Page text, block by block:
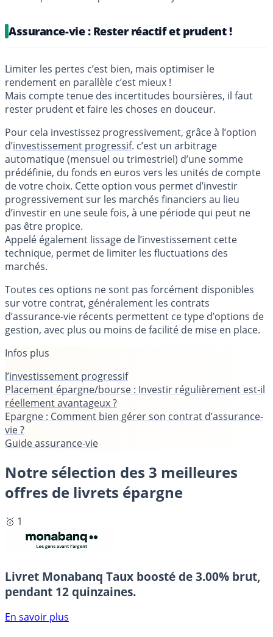
Assurance-vie : Rester réactif et prudent !
Limiter les pertes c’est bien, mais optimiser le
rendement en parallèle c’est mieux !
Mais compte tenue des incertitudes boursières, il faut
rester prudent et faire les choses en douceur.
Pour cela investissez progressivement, grâce à l’option
d’investissement progressif. c’est un arbitrage
automatique (mensuel ou trimestriel) d’une somme
prédéfinie, du fonds en euros vers les unités de compte
de votre choix. Cette option vous permet d’investir
progressivement sur les marchés financiers au lieu
d’investir en une seule fois, à une période qui peut ne
pas être propice.
Appelé également lissage de l’investissement cette
technique, permet de limiter les fluctuations des
marchés.
Toutes ces options ne sont pas forcément disponibles
sur votre contrat, généralement les contrats
d’assurance-vie récents permettent ce type d’options de
gestion, avec plus ou moins de facilité de mise en place.
Infos plus
l’investissement progressif
Placement épargne/bourse : Investir régulièrement est-il
réellement avantageux ?
Epargne : Comment bien gérer son contrat d’assurance-
vie ?
Guide assurance-vie
Notre sélection des 3 meilleures
offres de livrets épargne
🥇 1
Livret Monabanq Taux boosté de 3.00% brut,
pendant 12 quinzaines.
En savoir plus